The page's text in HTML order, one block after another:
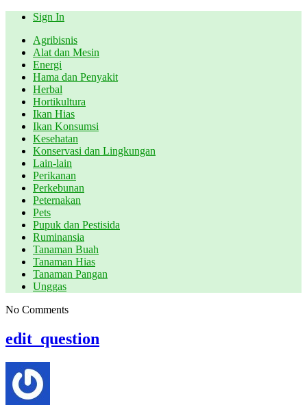
Sign In
Agribisnis
Alat dan Mesin
Energi
Hama dan Penyakit
Herbal
Hortikultura
Ikan Hias
Ikan Konsumsi
Kesehatan
Konservasi dan Lingkungan
Lain-lain
Perikanan
Perkebunan
Peternakan
Pets
Pupuk dan Pestisida
Ruminansia
Tanaman Buah
Tanaman Hias
Tanaman Pangan
Unggas
No Comments
edit_question